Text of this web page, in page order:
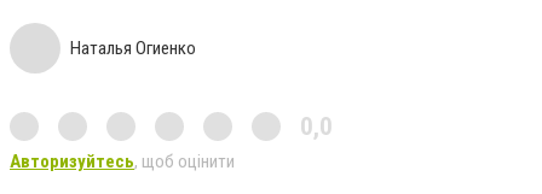
Наталья Огиенко
0,0
Авторизуйтесь, щоб оцінити